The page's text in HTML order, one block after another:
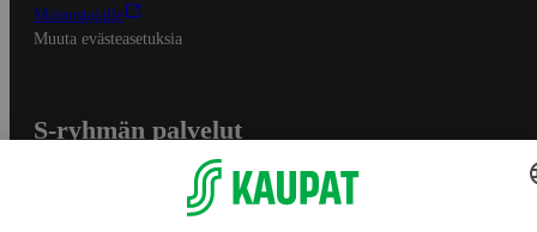
Mainostajalle
Muuta evästeasetuksia
S-ryhmän palvelut